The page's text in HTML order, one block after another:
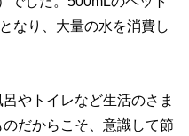
ンバーと金融や経済に精通した
み応えのあるコンテンツと確か
生活のアイデアを提供するお金の
す。
なり、大量の水を消費し
やトイレなど生活のさま
だからこそ、意識して節